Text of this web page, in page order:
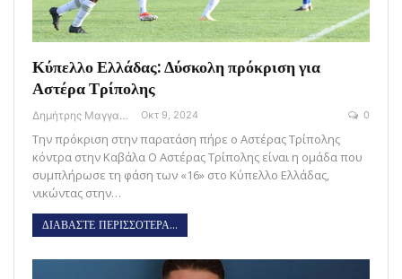
Κύπελλο Ελλάδας: Δύσκολη πρόκριση για
Αστέρα Τρίπολης
Δημήτρης Μαγγανάρης Οκτ 9, 2024 0
Την πρόκριση στην παρατάση πήρε ο Αστέρας Τρίπολης
κόντρα στην Καβάλα O Αστέρας Τρίπολης είναι η ομάδα που
συμπλήρωσε τη φάση των «16» στο Κύπελλο Ελλάδας,
νικώντας στην…
ΔΙΑΒΑΣΤΕ ΠΕΡΙΣΣΟΤΕΡΑ...